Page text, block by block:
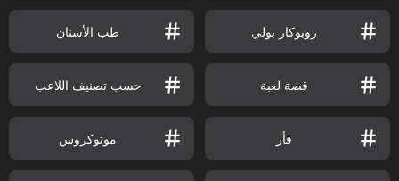
روبوكار بولي طب الأسنان
قصة لعبة حسب تصنيف اللاعب
فأر موتوكروس